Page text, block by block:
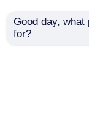
Good day,
for?